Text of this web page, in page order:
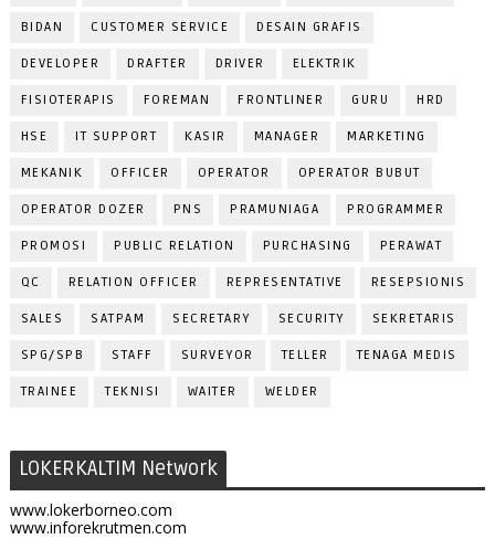
BIDAN CUSTOMER SERVICE DESAIN GRAFIS
DEVELOPER DRAFTER DRIVER ELEKTRIK
FISIOTERAPIS FOREMAN FRONTLINER GURU HRD
HSE IT SUPPORT KASIR MANAGER MARKETING
MEKANIK OFFICER OPERATOR OPERATOR BUBUT
OPERATOR DOZER PNS PRAMUNIAGA PROGRAMMER
PROMOSI PUBLIC RELATION PURCHASING PERAWAT
QC RELATION OFFICER REPRESENTATIVE RESEPSIONIS
SALES SATPAM SECRETARY SECURITY SEKRETARIS
SPG/SPB STAFF SURVEYOR TELLER TENAGA MEDIS
TRAINEE TEKNISI WAITER WELDER
LOKERKALTIM Network
www.lokerborneo.com
www.inforekrutmen.com